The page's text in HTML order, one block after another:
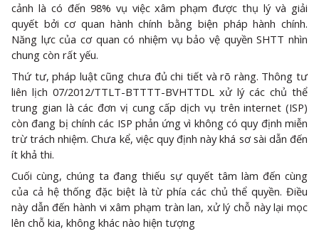
cảnh là có đến 98% vụ việc xâm phạm được thụ lý và giải
quyết bởi cơ quan hành chính bằng biện pháp hành chính.
Năng lực của cơ quan có nhiệm vụ bảo vệ quyền SHTT nhìn
chung còn rất yếu.
Thứ tư, pháp luật cũng chưa đủ chi tiết và rõ ràng. Thông tư
liên lịch 07/2012/TTLT-BTTTT-BVHTTDL xử lý các chủ thể
trung gian là các đơn vị cung cấp dịch vụ trên internet (ISP)
còn đang bị chính các ISP phản ứng vì không có quy định miễn
trừ trách nhiệm. Chưa kể, việc quy định này khá sơ sài dẫn đến
ít khả thi.
Cuối cùng, chúng ta đang thiếu sự quyết tâm làm đến cùng
của cả hệ thống đặc biệt là từ phía các chủ thể quyền. Điều
này dẫn đến hành vi xâm phạm tràn lan, xử lý chỗ này lại mọc
lên chỗ kia, không khác nào hiện tượng